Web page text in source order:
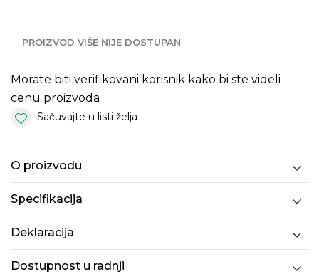
PROIZVOD VIŠE NIJE DOSTUPAN
Morate biti verifikovani korisnik kako bi ste videli
cenu proizvoda
Sačuvajte u listi želja
O proizvodu
Specifikacija
Deklaracija
Dostupnost u radnji